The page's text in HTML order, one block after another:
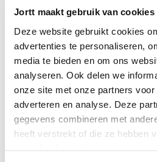
Jortt maakt gebruik van cookies
Deze website gebruikt cookies
advertenties te personaliseren,
media te bieden en om ons
analyseren. Ook delen we
onze site met onze partners voor
adverteren en analyse. Deze
gegevens combineren met
heeft verstrekt of die ze hebben
boekhoudkundige
online factuur tot de btw-
online
MKB opnieuw ontworpen.
het systeem je intuïtief door
Jortt noemt deze nieuwe
jortt - Ondernemer Gericht